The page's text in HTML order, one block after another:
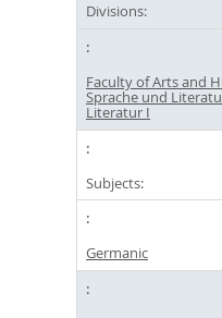
Divisions:
Faculty of Arts and
Sprache und
Literatur I
Subjects:
Germanic